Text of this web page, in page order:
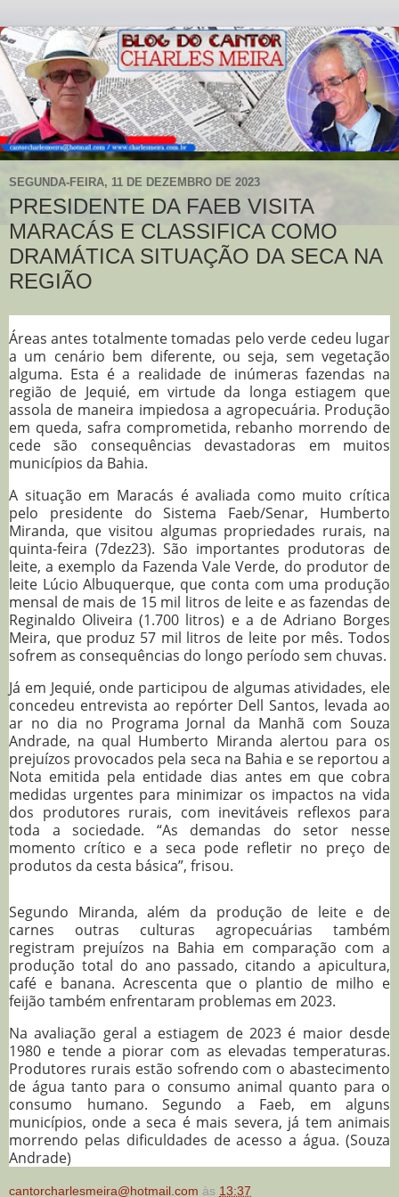
SEGUNDA-FEIRA, 11 DE DEZEMBRO DE 2023
PRESIDENTE DA FAEB VISITA
MARACÁS E CLASSIFICA COMO
DRAMÁTICA SITUAÇÃO DA SECA NA
REGIÃO
Áreas antes totalmente tomadas pelo verde cedeu lugar
a um cenário bem diferente, ou seja, sem vegetação
alguma. Esta é a realidade de inúmeras fazendas na
região de Jequié, em virtude da longa estiagem que
assola de maneira impiedosa a agropecuária. Produção
em queda, safra comprometida, rebanho morrendo de
cede são consequências devastadoras em muitos
municípios da Bahia.
A situação em Maracás é avaliada como muito crítica
pelo presidente do Sistema Faeb/Senar, Humberto
Miranda, que visitou algumas propriedades rurais, na
quinta-feira (7dez23). São importantes produtoras de
leite, a exemplo da Fazenda Vale Verde, do produtor de
leite Lúcio Albuquerque, que conta com uma produção
mensal de mais de 15 mil litros de leite e as fazendas de
Reginaldo Oliveira (1.700 litros) e a de Adriano Borges
Meira, que produz 57 mil litros de leite por mês. Todos
sofrem as consequências do longo período sem chuvas.
Já em Jequié, onde participou de algumas atividades, ele
concedeu entrevista ao repórter Dell Santos, levada ao
ar no dia no Programa Jornal da Manhã com Souza
Andrade, na qual Humberto Miranda alertou para os
prejuízos provocados pela seca na Bahia e se reportou a
Nota emitida pela entidade dias antes em que cobra
medidas urgentes para minimizar os impactos na vida
dos produtores rurais, com inevitáveis reflexos para
toda a sociedade. “As demandas do setor nesse
momento crítico e a seca pode refletir no preço de
produtos da cesta básica”, frisou.
Segundo Miranda, além da produção de leite e de
carnes outras culturas agropecuárias também
registram prejuízos na Bahia em comparação com a
produção total do ano passado, citando a apicultura,
café e banana. Acrescenta que o plantio de milho e
feijão também enfrentaram problemas em 2023.
Na avaliação geral a estiagem de 2023 é maior desde
1980 e tende a piorar com as elevadas temperaturas.
Produtores rurais estão sofrendo com o abastecimento
de água tanto para o consumo animal quanto para o
consumo humano. Segundo a Faeb, em alguns
municípios, onde a seca é mais severa, já tem animais
morrendo pelas dificuldades de acesso a água. (Souza
Andrade)
cantorcharlesmeira@hotmail.com às 13:37